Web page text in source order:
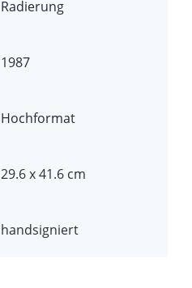
Radierung
1987
Hochformat
29.6 x 41.6 cm
handsigniert